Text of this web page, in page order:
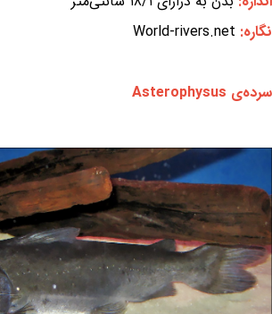
نگاره: World-rivers.net
سرده‌ی Asterophysus